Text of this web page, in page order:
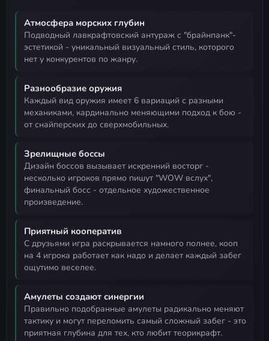
Атмосфера морских глубин
подводный лавкрафтовский антураж с "брайнпанк"-
эстетикой - уникальный визуальный стиль, которого
нет у конкурентов по жанру.
Разнообразие оружия
каждый вид оружия имеет 6 вариаций с разными
механиками, кардинально меняющими подход к бою -
от снайперских до сверхмобильных.
Зрелищные боссы
дизайн боссов вызывает искренний восторг -
несколько игроков прямо пишут "WOW вслух",
финальный босс - отдельное художественное
произведение.
Приятный кооператив
с друзьями игра раскрывается намного полнее, кооп
на 4 игрока работает как надо и делает каждый забег
ощутимо веселее.
Амулеты создают синергии
правильно подобранные амулеты радикально меняют
тактику и могут переломить самый сложный забег - это
приятная глубина для тех, кто любит теорикрафт.